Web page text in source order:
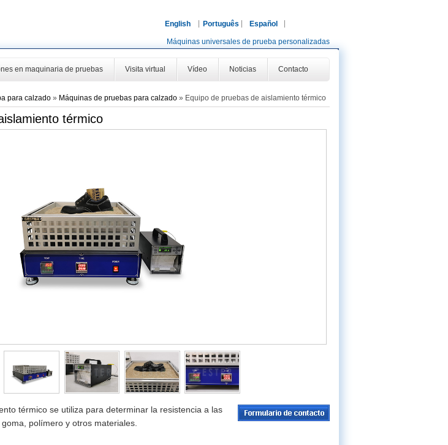
English Português Español
Máquinas universales de prueba personalizadas
en maquinaria de pruebas Visita virtual Vídeo Noticias Contacto
para calzado » Máquinas de pruebas para calzado » Equipo de pruebas de aislamiento térmico
térmico
térmico se utiliza para determinar la resistencia a las
polímero y otros materiales.